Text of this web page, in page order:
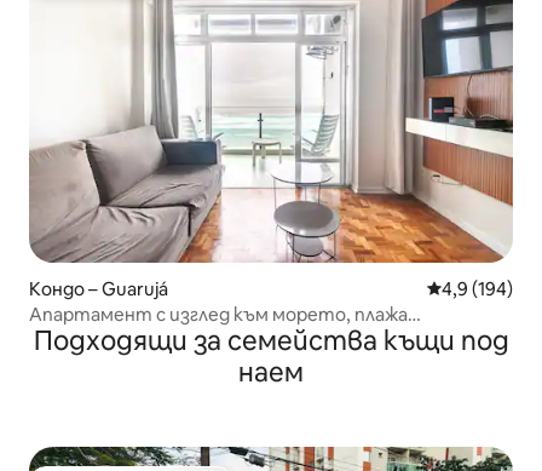
Кондо – Guarujá Средна
4,9 (194)
Апартамент с изглед към морето, плажа
Pitangueiras.
Подходящи за семейства къщи под
наем